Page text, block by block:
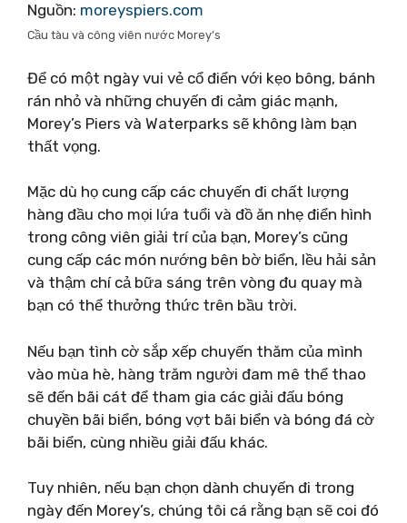
Nguồn: moreyspiers.com
Cầu tàu và công viên nước Morey’s
Để có một ngày vui vẻ cổ điển với kẹo bông, bánh
rán nhỏ và những chuyến đi cảm giác mạnh,
Morey’s Piers và Waterparks sẽ không làm bạn
thất vọng.
Mặc dù họ cung cấp các chuyến đi chất lượng
hàng đầu cho mọi lứa tuổi và đồ ăn nhẹ điển hình
trong công viên giải trí của bạn, Morey’s cũng
cung cấp các món nướng bên bờ biển, lều hải sản
và thậm chí cả bữa sáng trên vòng đu quay mà
bạn có thể thưởng thức trên bầu trời.
Nếu bạn tình cờ sắp xếp chuyến thăm của mình
vào mùa hè, hàng trăm người đam mê thể thao
sẽ đến bãi cát để tham gia các giải đấu bóng
chuyền bãi biển, bóng vợt bãi biển và bóng đá cờ
bãi biển, cùng nhiều giải đấu khác.
Tuy nhiên, nếu bạn chọn dành chuyến đi trong
ngày đến Morey’s, chúng tôi cá rằng bạn sẽ coi đó